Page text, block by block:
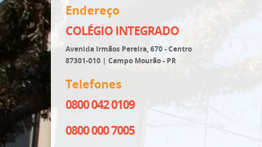
Endereço
COLÉGIO INTEGRADO
Avenida Irmãos Pereira, 670 - Centro
87301-010 | Campo Mourão - PR
Telefones
0800 042 0109
0800 000 7005